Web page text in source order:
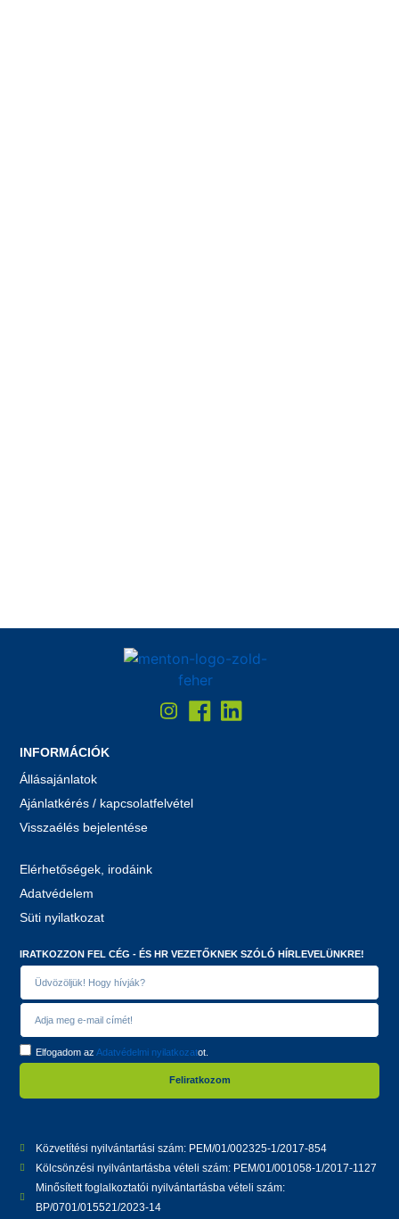
INFORMÁCIÓK
Állásajánlatok
Ajánlatkérés / kapcsolatfelvétel
Visszaélés bejelentése
Elérhetőségek, irodáink
Adatvédelem
Süti nyilatkozat
IRATKOZZON FEL CÉG - ÉS HR VEZETŐKNEK SZÓLÓ HÍRLEVELÜNKRE!
Elfogadom azAdatvédelmi nyilatkozatot.
Feliratkozom
Közvetítési nyilvántartási szám: PEM/01/002325-1/2017-854
Kölcsönzési nyilvántartásba vételi szám: PEM/01/001058-1/2017-1127
Minősített foglalkoztatói nyilvántartásba vételi szám:
BP/0701/015521/2023-14